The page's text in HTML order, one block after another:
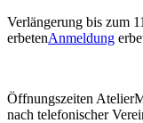
Verlängerung bis zum
erbetenAnmeldung
Öffnungszeiten
nach telefonischer